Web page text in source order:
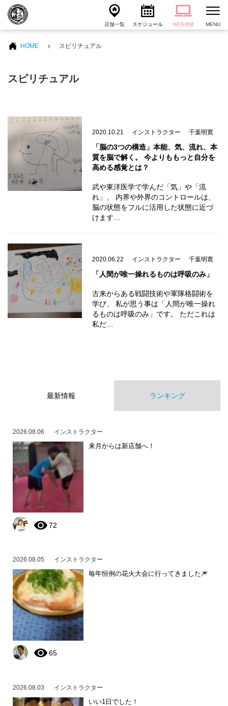
店舗一覧 スケジュール WEB体験 MENU
HOME スピリチュアル
スピリチュアル
2020.10.21 インストラクター 千葉明寛
「脳の3つの構造」本能、気、流れ、本
質を脳で解く。 今よりももっと自分を
高める感覚とは？
武や東洋医学で学んだ「気」や「流
れ」、 内界や外界のコントロールは、
脳の状態をフルに活用した状態に近づ
けます…
2020.06.22 インストラクター 千葉明寛
「人間が唯一操れるものは呼吸のみ」
古来からある戦闘技術や軍隊格闘術を
学び、 私が思う事は「人間が唯一操れ
るものは呼吸のみ」です。 ただこれは
私だ…
最新情報 ランキング
2026.08.06 インストラクター
来月からは新店舗へ！
72
2026.08.05 インストラクター
毎年恒例の花火大会に行ってきました🎆
65
2026.08.03 インストラクター
いい1日でした！